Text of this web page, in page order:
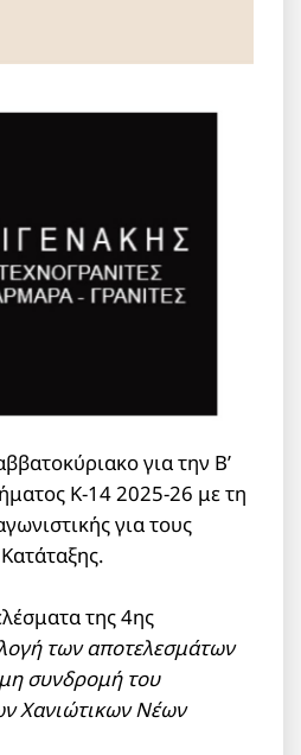
για την Β’
Κ-14 2025-26 με τη
για τους
της 4ης
των αποτελεσμάτων
συνδρομή του
Χανιώτικων Νέων